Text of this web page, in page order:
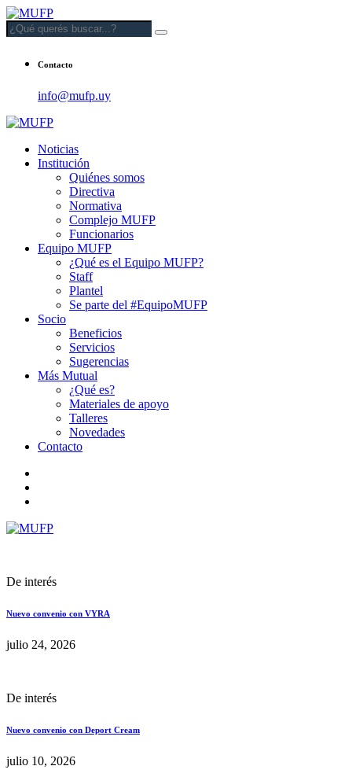
Contacto
info@mufp.uy
Noticias
Institución
Quiénes somos
Directiva
Normativa
Complejo MUFP
Funcionarios
Equipo MUFP
¿Qué es el Equipo MUFP?
Staff
Plantel
Se parte del #EquipoMUFP
Socio
Beneficios
Servicios
Sugerencias
Más Mutual
¿Qué es?
Materiales de apoyo
Talleres
Novedades
Contacto
De interés
Nuevo convenio con VYRA
julio 24, 2026
De interés
Nuevo convenio con Deport Cream
julio 10, 2026